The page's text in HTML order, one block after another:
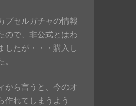
プセルガチャの情報
ので、非公式とはわ
したが・・・購入し
。
から言うと、今のオ
作れてしまうよう